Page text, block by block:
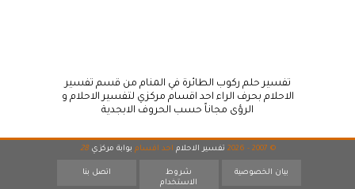
تفسير حلم ركوب الطائرة في المنام من قسم تفسير
الاحلام بحرف الراء احد اقسام مركزي لتفسير الاحلام و
الرؤى مجاناً حسب الحروف الابجدية
© 2007 - 2026 تفسير الاحلام احد اقسام بوابة مركزي 28
بيان الخصوصية
شروط
الاستخدام
اتصل بنا